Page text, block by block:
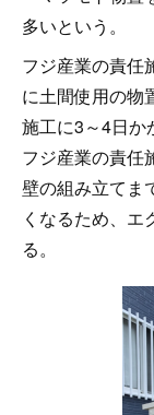
多いという。
フジ産業の責任
に土間使用の物
施工に3～4日か
フジ産業の責任
壁の組み立てま
くなるため、エ
る。